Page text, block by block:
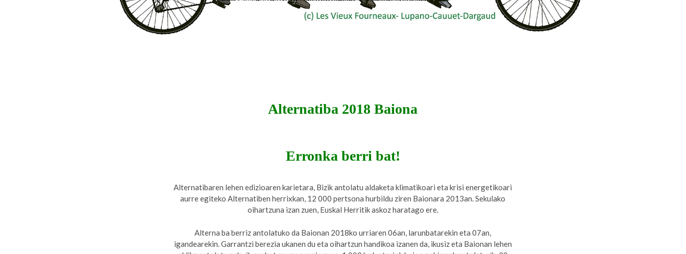
Alternatiba 2018 Baiona
Erronka berri bat!
Alternatibaren lehen edizioaren karietara, Bizik antolatu aldaketa klimatikoari eta krisi energetikoari
aurre egiteko Alternatiben herrixkan, 12 000 pertsona hurbildu ziren Baionara 2013an. Sekulako
oihartzuna izan zuen, Euskal Herritik askoz haratago ere.
Alterna ba berriz antolatuko da Baionan 2018ko urriaren 06an, larunbatarekin eta 07an,
igandearekin. Garrantzi berezia ukanen du eta oihartzun handikoa izanen da, ikusiz eta Baionan lehen